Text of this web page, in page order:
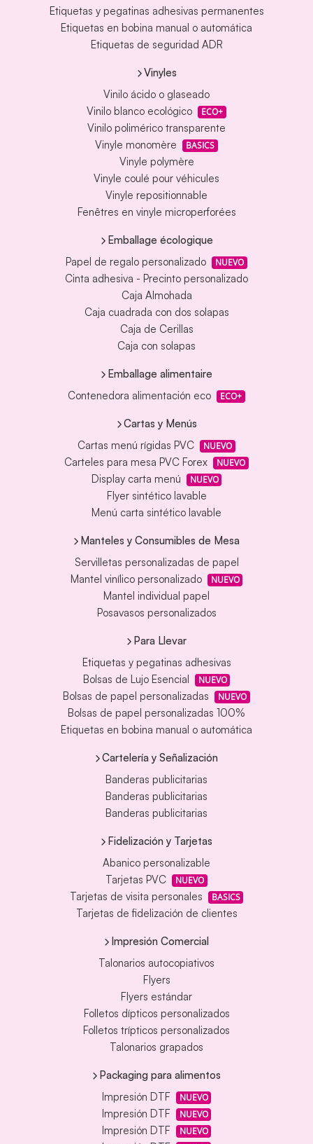
Etiquetas y pegatinas adhesivas permanentes
Etiquetas en bobina manual o automática
Etiquetas de seguridad ADR
Vinyles
Vinilo ácido o glaseado
Vinilo blanco ecológico
ECO+
Vinilo polimérico transparente
Vinyle monomère
BASICS
Vinyle polymère
Vinyle coulé pour véhicules
Vinyle repositionnable
Fenêtres en vinyle microperforées
Emballage écologique
Papel de regalo personalizado
NUEVO
Cinta adhesiva - Precinto personalizado
Caja Almohada
Caja cuadrada con dos solapas
Caja de Cerillas
Caja con solapas
Emballage alimentaire
Contenedora alimentación eco
ECO+
Cartas y Menús
Cartas menú rígidas PVC
NUEVO
Carteles para mesa PVC Forex NUEVO
Display carta menú NUEVO
Flyer sintético lavable
Menú carta sintético lavable
Manteles y Consumibles de Mesa
Servilletas personalizadas de papel
Mantel vinílico personalizado
NUEVO
Mantel individual papel
Posavasos personalizados
Para Llevar
Etiquetas y pegatinas adhesivas
Bolsas de Lujo Esencial
NUEVO
Bolsas de papel personalizadas NUEVO
Bolsas de papel personalizadas 100%
Etiquetas en bobina manual o automática
Cartelería y Señalización
Banderas publicitarias
Banderas publicitarias
Banderas publicitarias
Fidelización y Tarjetas
Abanico personalizable
Tarjetas PVC
NUEVO
Tarjetas de visita personales BASICS
Tarjetas de fidelización de clientes
Impresión Comercial
Talonarios autocopiativos
Flyers
Flyers estándar
Folletos dípticos personalizados
Folletos trípticos personalizados
Talonarios grapados
Packaging para alimentos
Impresión DTF
NUEVO
Impresión DTF NUEVO
Impresión DTF NUEVO